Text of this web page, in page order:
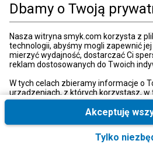
Dbamy o Twoją
Nasza witryna smyk.com korzysta z
technologii, abyśmy mogli zapewnić jej
mierzyć wydajność, dostarczać Ci
reklam dostosowanych do Twoich
W tych celach zbieramy informacje o
urządzeniach, z których korzystasz,
do prawidłowego funkcjonowania
Te niezbędne pliki cookies możesz
Tylko
Akceptuję
elektronicznej (e-mail).
W każdej chwili możesz z łatwością
Kraj i język: Polska (Poland)